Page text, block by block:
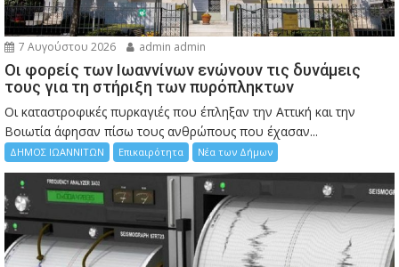
7 Αυγούστου 2026 admin admin
Οι φορείς των Ιωαννίνων ενώνουν τις δυνάμεις
τους για τη στήριξη των πυρόπληκτων
Οι καταστροφικές πυρκαγιές που έπληξαν την Αττική και την
Bοιωτία άφησαν πίσω τους ανθρώπους που έχασαν...
ΔΗΜΟΣ ΙΩΑΝΝΙΤΩΝ Επικαιρότητα Νέα των Δήμων